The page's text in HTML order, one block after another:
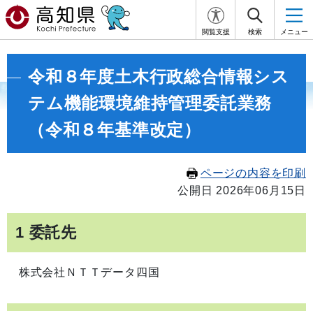
閲覧支援 検索 メニュー
令和８年度土木行政総合情報シス
テム機能環境維持管理委託業務
（令和８年基準改定）
ページの内容を印刷
公開日 2026年06月15日
1 委託先
株式会社ＮＴＴデータ四国